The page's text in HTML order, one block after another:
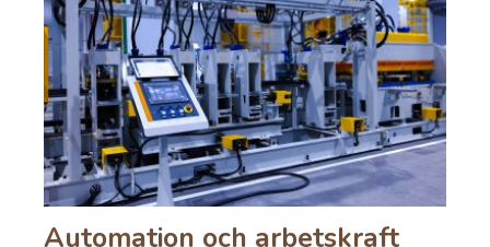
Automation och arbetskraft